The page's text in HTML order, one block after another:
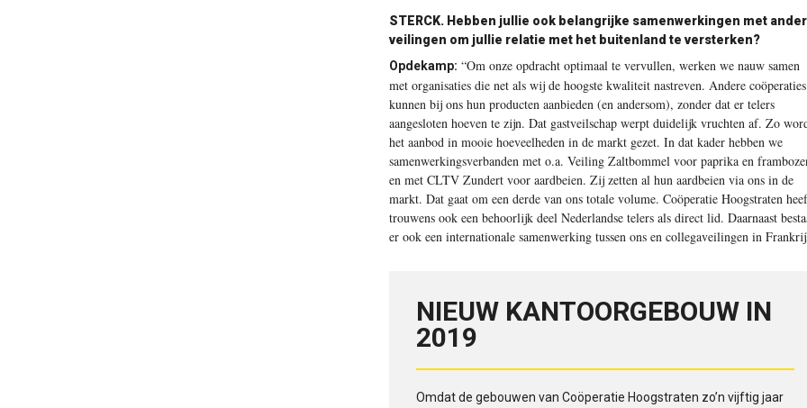
STERCK. Hebben jullie ook belangrijke samenwerkingen met
veilingen om jullie relatie met het buitenland te versterken?
Opdekamp: “Om onze opdracht optimaal te vervullen, werken we nauw samen
met organisaties die net als wij de hoogste kwaliteit nastreven. Andere coöperaties
kunnen bij ons hun producten aanbieden (en andersom), zonder dat er telers
aangesloten hoeven te zijn. Dat gastveilschap werpt duidelijk vruchten af. Zo
het aanbod in mooie hoeveelheden in de markt gezet. In dat kader hebben we
samenwerkingsverbanden met o.a. Veiling Zaltbommel voor paprika en
en met CLTV Zundert voor aardbeien. Zij zetten al hun aardbeien via ons in de
markt. Dat gaat om een derde van ons totale volume. Coöperatie Hoogstraten
trouwens ook een behoorlijk deel Nederlandse telers als direct lid. Daarnaast
er ook een internationale samenwerking tussen ons en collega­veilingen in
NIEUW KANTOORGEBOUW IN
2019
Omdat de gebouwen van Coöperatie Hoogstraten zo’n vijftig jaar